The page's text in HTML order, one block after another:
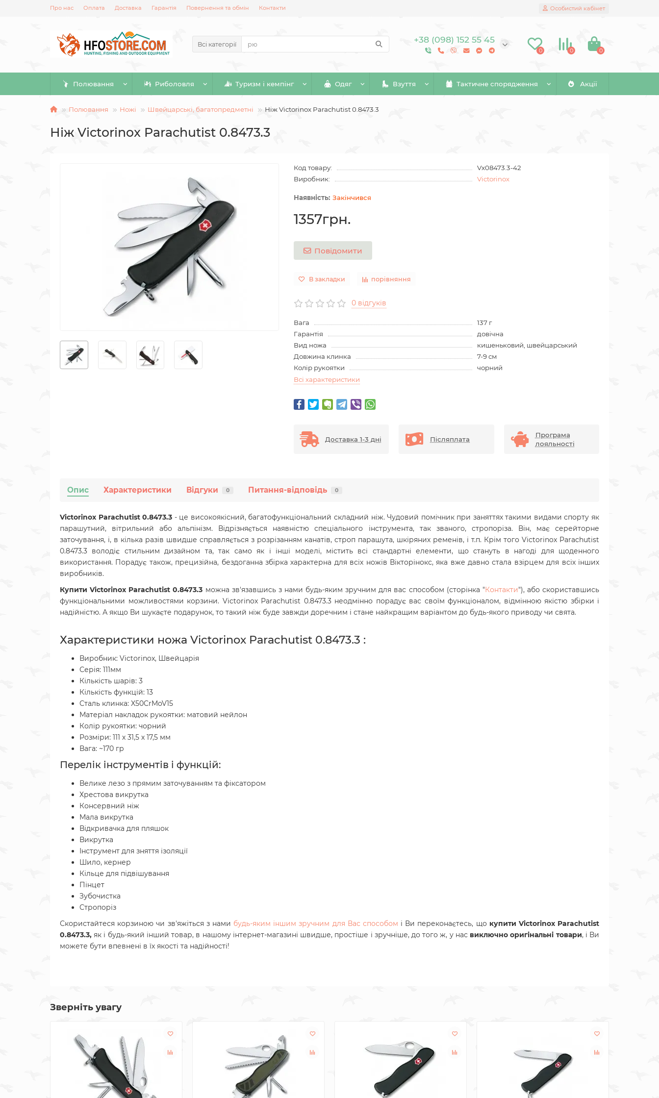
Про нас Оплата Доставка Гарантія Повернення та обмін Контакти Особистий кабінет
Всі категорії +38 (098) 152 55 45
0 0 0
Полювання Риболовля Туризм і кемпінг Одяг Взуття Тактичне спорядження Акції
Полювання Ножі Швейцарські, багатопредметні Ніж Victorinox Parachutist 0.8473.3
Ніж Victorinox Parachutist 0.8473.3
Код товару:
Vx08473.3-42
Виробник:
Victorinox
Закінчився
1357грн.
Повідомити
В закладки порівняння
0 відгуків
Вага
137 г
Гарантія
довічна
Вид ножа
кишеньковий, швейцарський
Довжина клинка
7-9 см
Колір рукоятки
чорний
Всі характеристики
Доставка 1-3 дні Післяплата
Програма
лояльності
Опис Характеристики Відгуки 0 Питання-відповідь 0
Victorinox Parachutist 0.8473.3 - це високоякісний, багатофункціональний складний ніж. Чудовий помічник при заняттях такими видами спорту як
парашутний, вітрильний або альпінізм. Відрізняється наявністю спеціального інструмента, так званого, стропоріза. Він, має серейторне
заточування, і, в кілька разів швидше справляється з розрізанням канатів, строп парашута, шкіряних ременів, і т.п. Крім того Victorinox Parachutist
0.8473.3 володіє стильним дизайном та, так само як і інші моделі, містить всі стандартні елементи, що стануть в нагоді для щоденного
використання. Порадує також, прецизійна, бездоганна збірка характерна для всіх ножів Вікторінокс, яка вже давно стала взірцем для всіх інших
виробників.
Купити Victorinox Parachutist 0.8473.3 можна зв'язавшись з нами будь-яким зручним для вас способом (сторінка "Контакти"), або скориставшись
функціональними можливостями корзини. Victorinox Parachutist 0.8473.3неодмінно порадує вас своїм функціоналом, відмінною якістю збірки і
надійністю. А якщо Ви шукаєте подарунок, то такий ніж буде завжди доречним і стане найкращим варіантом до будь-якого приводу чи свята.
Характеристики ножа Victorinox Parachutist 0.8473.3 :
Виробник: Victorinox, Швейцарія
Серія: 111мм
Кількість шарів: 3
Кількість функцій: 13
Сталь клинка: X50CrMoV15
Матеріал накладок рукоятки: матовий нейлон
Колір рукоятки: чорний
Розміри: 111 х 31,5 х 17,5 мм
Вага: ~170 гр
Перелік інструментів і функцій:
Велике лезо з прямим заточуванням та фіксатором
Хрестова викрутка
Консервний ніж
Мала викрутка
Відкривачка для пляшок
Викрутка
Інструмент для зняття ізоляції
Шило, кернер
Кільце для підвішування
Пінцет
Зубочистка
Стропоріз
Скористайтеся корзиною чи зв'яжіться з нами будь-яким іншим зручним для Вас способом і Ви переконаєтесь, що купити Victorinox Parachutist
0.8473.3,як і будь-який інший товар, в нашому інтернет-магазині швидше, простіше і зручніше, до того ж, у нас виключно оригінальні товари, і Ви
можете бути впевнені в їх якості та надійності!
Зверніть увагу